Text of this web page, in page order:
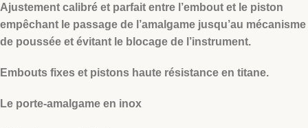
Ajustement calibré et parfait entre l’embout et le piston
empêchant le passage de l’amalgame jusqu’au mécanisme
de poussée et évitant le blocage de l’instrument.
Embouts fixes et pistons haute résistance en titane.
Le porte-amalgame en inox